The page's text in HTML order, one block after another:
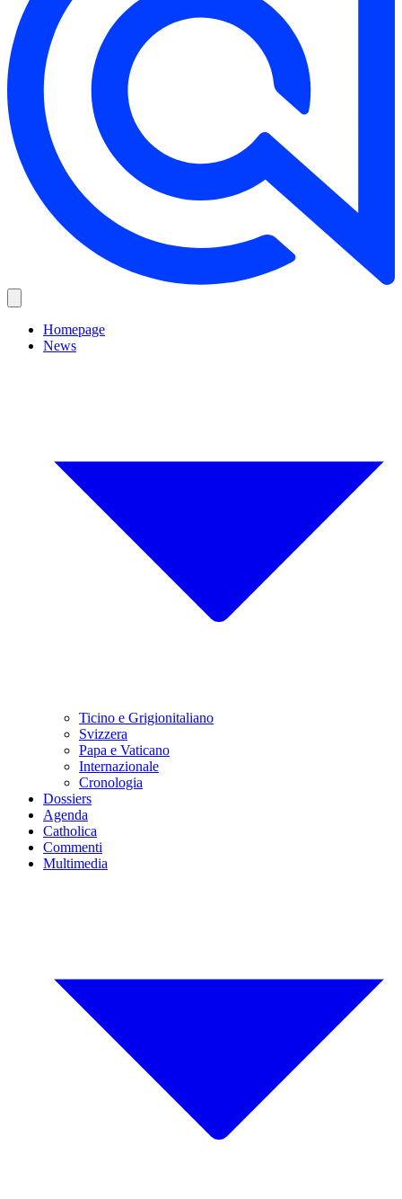
Homepage
News
Ticino e Grigionitaliano
Svizzera
Papa e Vaticano
Internazionale
Cronologia
Dossiers
Agenda
Catholica
Commenti
Multimedia